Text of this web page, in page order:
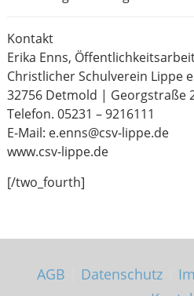
Kontakt
Erika Enns,
Christlicher Schulverein Lippe
32756 Detmold | Georgstraße
Telefon. 05231 – 9216111
E-Mail: e.enns@csv-lippe.de
www.csv-lippe.de
[/two_fourth]
AGB Datenschutz